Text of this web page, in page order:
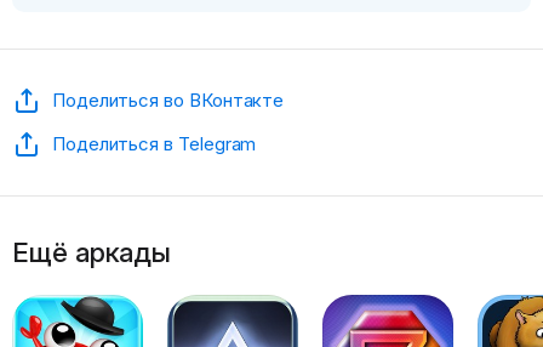
Поделиться во ВКонтакте
Поделиться в Telegram
Ещё аркады